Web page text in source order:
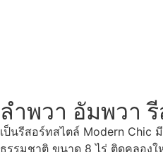
ลำพวา อัมพวา
เป็นรีสอร์ทสไตล์ Modern Chic
ธรรมชาติ ขนาด 8 ไร่ ติดคลอง